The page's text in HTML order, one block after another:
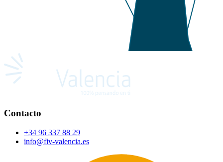
Contacto
+34 96 337 88 29
info@fiv-valencia.es